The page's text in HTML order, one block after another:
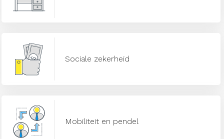
Sociale zekerheid
Mobiliteit en pendel